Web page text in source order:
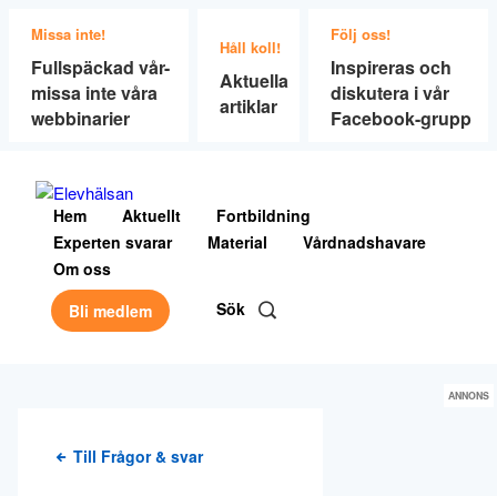
Missa inte!
Fullspäckad vår-
missa inte våra
webbinarier
Håll koll!
Aktuella
artiklar
Följ oss!
Inspireras och
diskutera i vår
Facebook-grupp
Hem Aktuellt
Fortbildning
Experten svarar
Material
Vårdnadshavare
Om oss
Bli medlem
Sök
Till Frågor & svar
ANNONS